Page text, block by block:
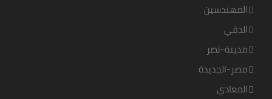
المهندسين
الدقي
مدينة-نصر
مصر-الجديدة
المعادي